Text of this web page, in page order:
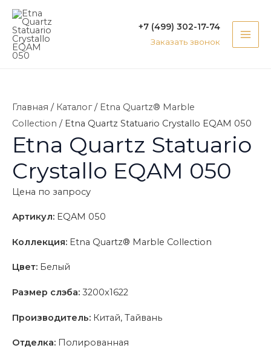
Перейти
содержимому
+7 (499) 302-17-74
Заказать звонок
Главная / Каталог/ Etna Quartz® Marble
Collection / Etna Quartz Statuario Crystallo EQAM 050
Etna Quartz Statuario
Crystallo EQAM 050
Цена по запросу
Артикул: EQAM 050
Коллекция: Etna Quartz® Marble Collection
Цвет: Белый
Размер слэба: 3200x1622
Производитель: Китай, Тайвань
Отделка: Полированная